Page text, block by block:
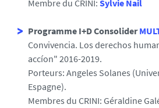
Membre du CRINI: Sylvie Nail
Programme I+D Consolider
Convivencia. Los derechos
accíon" 2016-2019.
Porteurs: Angeles Solanes
Espagne).
Membres du CRINI: Géraldine